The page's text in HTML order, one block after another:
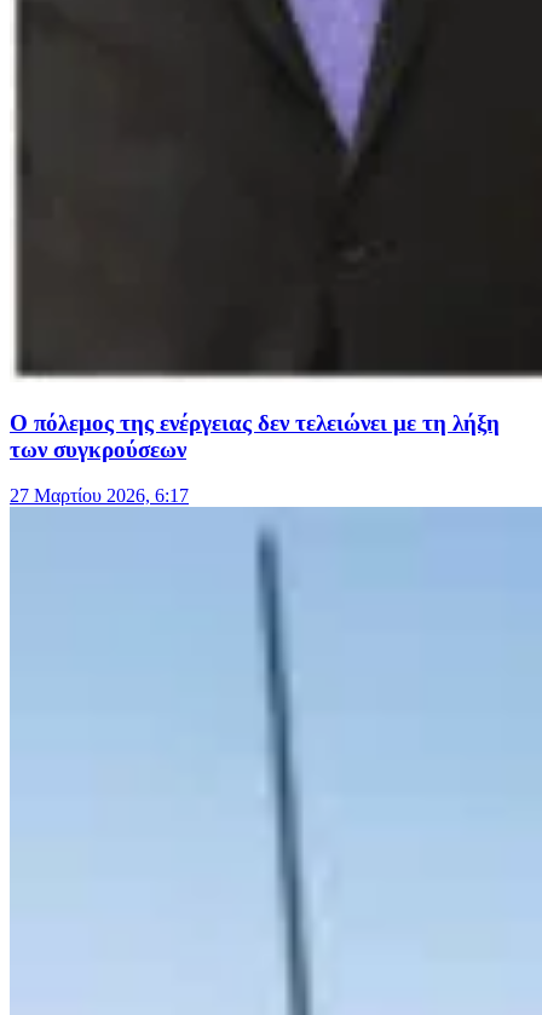
Ο πόλεμος της ενέργειας δεν τελειώνει με τη λήξη
των συγκρούσεων
27 Μαρτίου 2026, 6:17